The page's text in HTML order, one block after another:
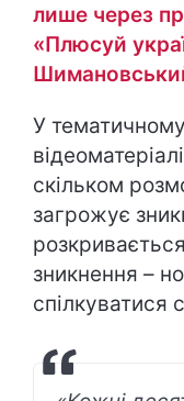
лише через
«Плюсуй
У тематичному
скільком
загрожує
зникнення –